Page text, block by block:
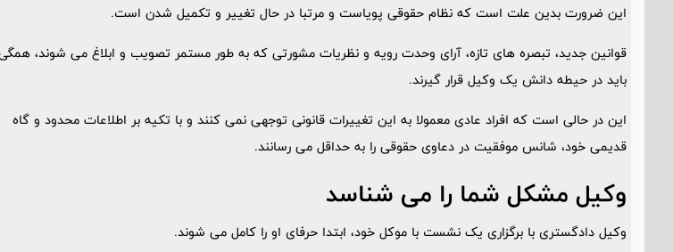
این ضرورت بدین علت است که نظام حقوقی پویاست و مرتبا در حال تغییر و تکمیل شدن است.
قوانین جدید، تبصره های تازه، آرای وحدت رویه و نظریات مشورتی که به طور مستمر تصویب و ابلاغ می شوند،
باید در حیطه دانش یک وکیل قرار گیرند.
این در حالی است که افراد عادی معمولا به این تغییرات قانونی توجهی نمی کنند و با تکیه بر اطلاعات محدود و گاه
قدیمی خود، شانس موفقیت در دعاوی حقوقی را به حداقل می رسانند.
وکیل مشکل شما را می شناسد
وکیل دادگستری با برگزاری یک نشست با موکل خود، ابتدا حرفای او را کامل می شوند.